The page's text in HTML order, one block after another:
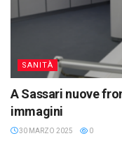
SANITÀ
A Sassari nuove
immagini
30 MARZO 2025 0